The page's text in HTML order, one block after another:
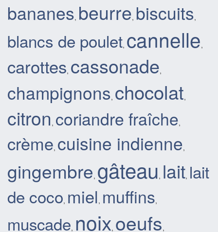
bananes, beurre, biscuits,
blancs de poulet, cannelle,
carottes, cassonade,
champignons, chocolat,
citron , coriandre fraîche,
crème, cuisine indienne,
gingembre, gâteau, lait, lait
de coco, miel, muffins,
muscade, noix, oeufs,